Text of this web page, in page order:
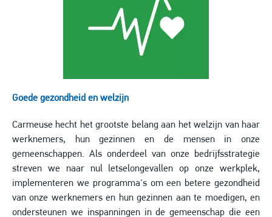
Goede gezondheid en welzijn
Carmeuse hecht het grootste belang aan het welzijn van haar
werknemers, hun gezinnen en de mensen in onze
gemeenschappen. Als onderdeel van onze bedrijfsstrategie
streven we naar nul letselongevallen op onze werkplek,
implementeren we programma's om een betere gezondheid
van onze werknemers en hun gezinnen aan te moedigen, en
ondersteunen we inspanningen in de gemeenschap die een